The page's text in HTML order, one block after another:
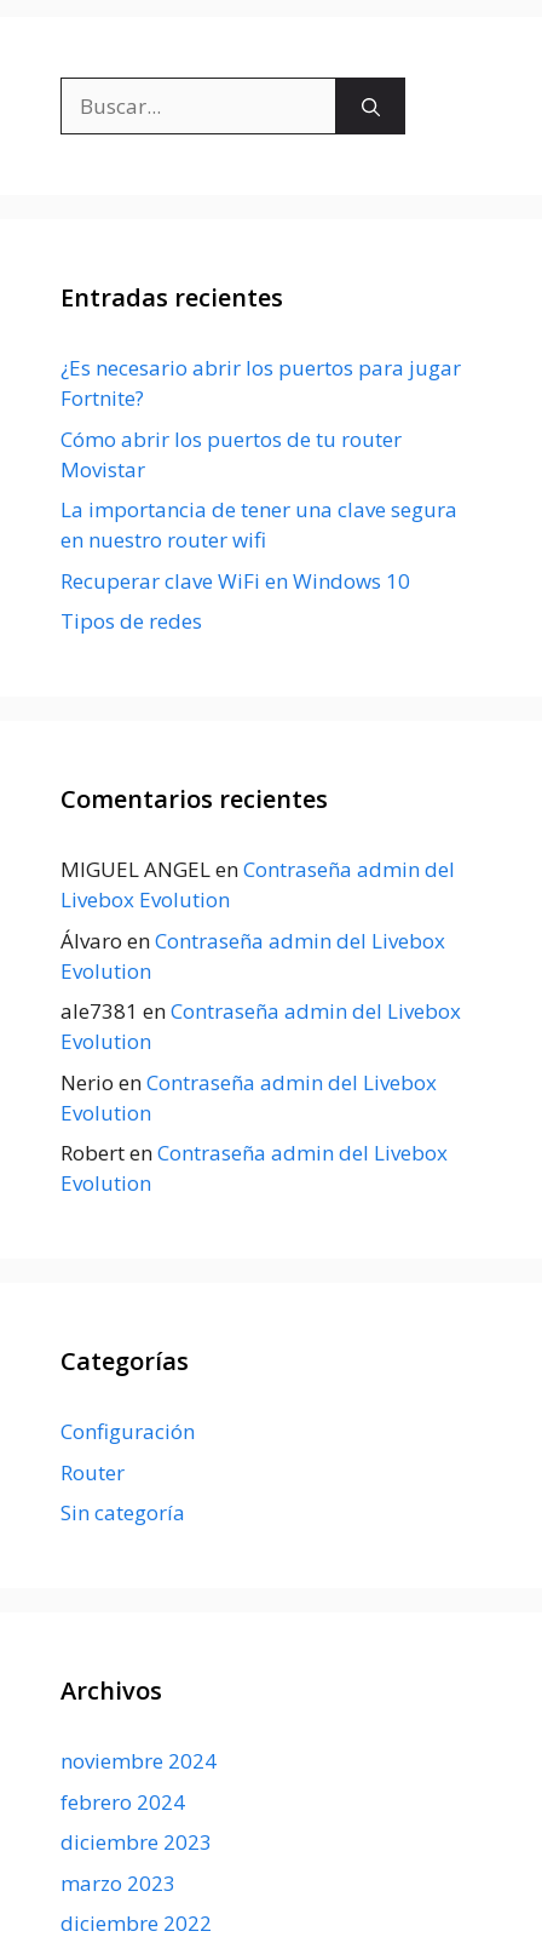
Entradas recientes
¿Es necesario abrir los puertos para jugar
Fortnite?
Cómo abrir los puertos de tu router
Movistar
La importancia de tener una clave segura
en nuestro router wifi
Recuperar clave WiFi en Windows 10
Tipos de redes
Comentarios recientes
MIGUEL ANGELenContraseña admin del
Livebox Evolution
Álvaro enContraseña admin del Livebox
Evolution
ale7381 enContraseña admin del Livebox
Evolution
Nerio enContraseña admin del Livebox
Evolution
RobertenContraseña admin del Livebox
Evolution
Categorías
Configuración
Router
Sin categoría
Archivos
noviembre 2024
febrero 2024
diciembre 2023
marzo 2023
diciembre 2022